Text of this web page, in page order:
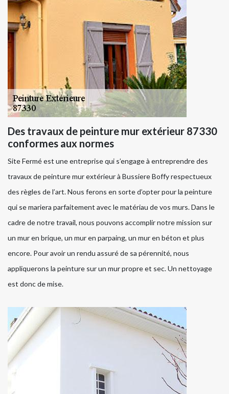
Des travaux de peinture mur extérieur 87330
conformes aux normes
Site Fermé est une entreprise qui s’engage à entreprendre des
travaux de peinture mur extérieur à Bussiere Boffy respectueux
des règles de l’art. Nous ferons en sorte d’opter pour la peinture
qui se mariera parfaitement avec le matériau de vos murs. Dans le
cadre de notre travail, nous pouvons accomplir notre mission sur
un mur en brique, un mur en parpaing, un mur en béton et plus
encore. Pour avoir un rendu assuré de sa pérennité, nous
appliquerons la peinture sur un mur propre et sec. Un nettoyage
est donc de mise.